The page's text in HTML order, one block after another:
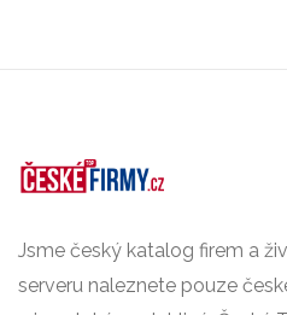
Jsme český katalog firem a
serveru naleznete pouze